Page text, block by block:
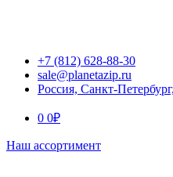
+7 (812) 628-88-30
sale@planetazip.ru
Россия, Санкт-
0 0₽
Наш ассортимент